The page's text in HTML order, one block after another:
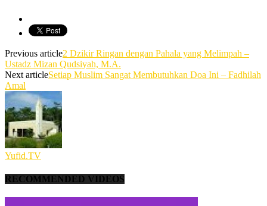
Previous article2 Dzikir Ringan dengan Pahala yang Melimpah –
Ustadz Mizan Qudsiyah, M.A.
Next articleSetiap Muslim Sangat Membutuhkan Doa Ini – Fadhilah
Amal
Yufid.TV
RECOMMENDED VIDEOS